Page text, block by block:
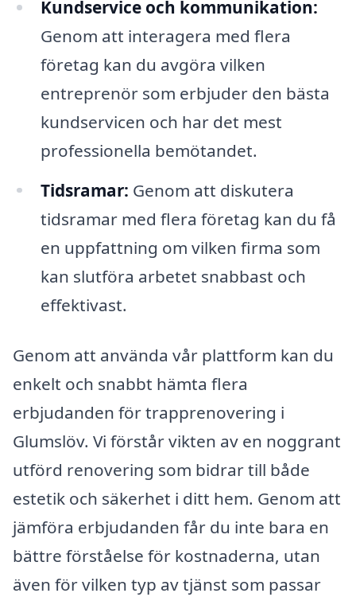
Kundservice och kommunikation:
Genom att interagera med flera
företag kan du avgöra vilken
entreprenör som erbjuder den bästa
kundservicen och har det mest
professionella bemötandet.
Tidsramar: Genom att diskutera
tidsramar med flera företag kan du få
en uppfattning om vilken firma som
kan slutföra arbetet snabbast och
effektivast.
Genom att använda vår plattform kan du
enkelt och snabbt hämta flera
erbjudanden för trapprenovering i
Glumslöv. Vi förstår vikten av en noggrant
utförd renovering som bidrar till både
estetik och säkerhet i ditt hem. Genom att
jämföra erbjudanden får du inte bara en
bättre förståelse för kostnaderna, utan
även för vilken typ av tjänst som passar